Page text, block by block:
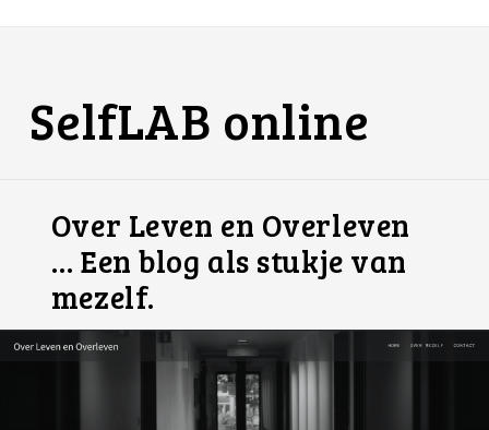
SelfLAB online
Over Leven en Overleven
… Een blog als stukje van
mezelf.